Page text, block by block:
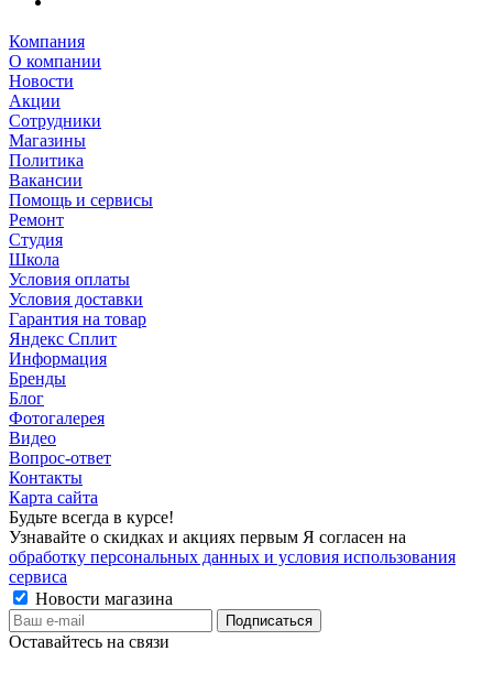
Компания
О компании
Новости
Акции
Сотрудники
Магазины
Политика
Вакансии
Помощь и сервисы
Ремонт
Студия
Школа
Условия оплаты
Условия доставки
Гарантия на товар
Яндекс Сплит
Информация
Бренды
Блог
Фотогалерея
Видео
Вопрос-ответ
Контакты
Карта сайта
Будьте всегда в курсе!
Узнавайте о скидках и акциях первым Я согласен на
обработку персональных данных и условия использования
сервиса
Новости магазина
Оставайтесь на связи